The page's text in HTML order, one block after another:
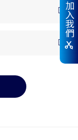
加入我們